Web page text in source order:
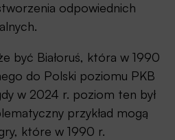
odpowiednich
być Białoruś, która w 1990
do Polski poziomu PKB
w 2024 r. poziom ten był
przykład mogą
które w 1990 r.